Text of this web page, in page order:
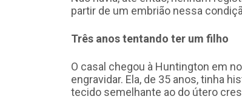
partir de um embrião nessa
Três anos tentando ter um filho
O casal chegou à Huntington em
engravidar. Ela, de 35 anos, tinha
tecido semelhante ao do útero